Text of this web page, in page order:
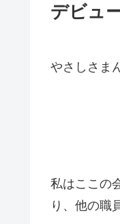
デビュ
やさしさま
私はここの
り、他の職